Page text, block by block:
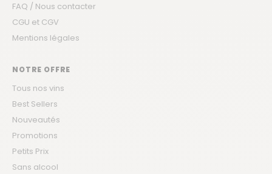
FAQ / Nous contacter
CGU et CGV
Mentions légales
NOTRE OFFRE
Tous nos vins
Best Sellers
Nouveautés
Promotions
Petits Prix
Sans alcool